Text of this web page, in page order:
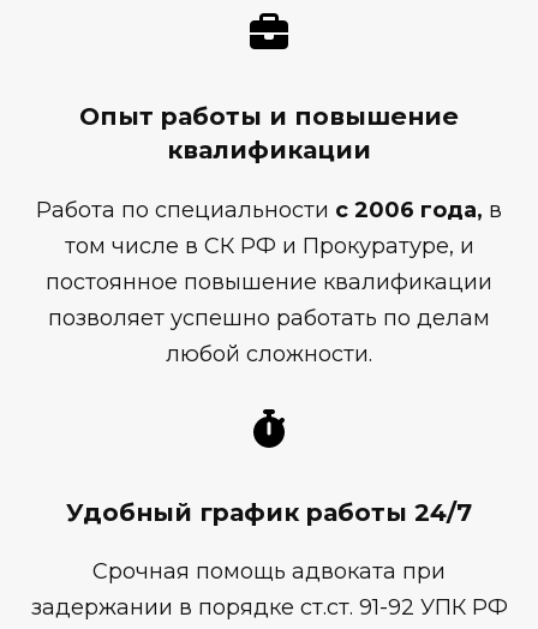
Опыт работы и повышение
квалификации
Работа по специальности с 2006 года, в
том числе в СК РФ и Прокуратуре, и
постоянное повышение квалификации
позволяет успешно работать по делам
любой сложности.
Удобный график работы 24/7
Срочная помощь адвоката при
задержании в порядке ст.ст. 91-92 УПК РФ